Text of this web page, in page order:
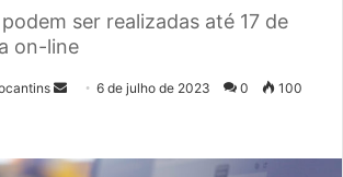
ser realizadas até 17 de
on-line
d
6 de julho de 2023 0 100